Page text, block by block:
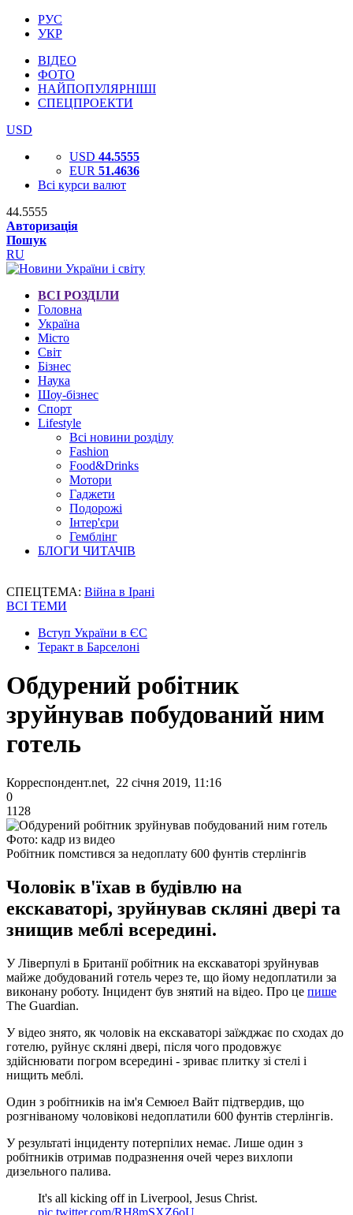
РУС
УКР
ВІДЕО
ФОТО
НАЙПОПУЛЯРНІШІ
СПЕЦПРОЕКТИ
USD
USD 44.5555
EUR 51.4636
Всі курси валют
44.5555
Авторизація
Пошук
RU
ВСІ РОЗДІЛИ
Головна
Україна
Місто
Світ
Бізнес
Наука
Шоу-бізнес
Спорт
Lifestyle
Всі новини розділу
Fashion
Food&Drinks
Мотори
Гаджети
Подорожі
Інтер'єри
Гемблінг
БЛОГИ ЧИТАЧІВ
СПЕЦТЕМА: Війна в Ірані
ВСІ ТЕМИ
Вступ України в ЄС
Теракт в Барселоні
Обдурений робітник
зруйнував побудований ним
готель
Корреспондент.net, 22 січня 2019, 11:16
0
1128
Фото: кадр из видео
Робітник помстився за недоплату 600 фунтів стерлінгів
Чоловік в'їхав в будівлю на
екскаваторі, зруйнував скляні двері та
знищив меблі всередині.
У Ліверпулі в Британії робітник на екскаваторі зруйнував
майже добудований готель через те, що йому недоплатили за
виконану роботу. Інцидент був знятий на відео. Про це пише
The Guardian.
У відео знято, як чоловік на екскаваторі заїжджає по сходах до
готелю, руйнує скляні двері, після чого продовжує
здійснювати погром всередині - зриває плитку зі стелі і
нищить меблі.
Один з робітників на ім'я Семюел Вайт підтвердив, що
розгніваному чоловікові недоплатили 600 фунтів стерлінгів.
У результаті інциденту потерпілих немає. Лише один з
робітників отримав подразнення очей через вихлопи
дизельного палива.
It's all kicking off in Liverpool, Jesus Christ.
pic.twitter.com/RH8mSXZ6oU